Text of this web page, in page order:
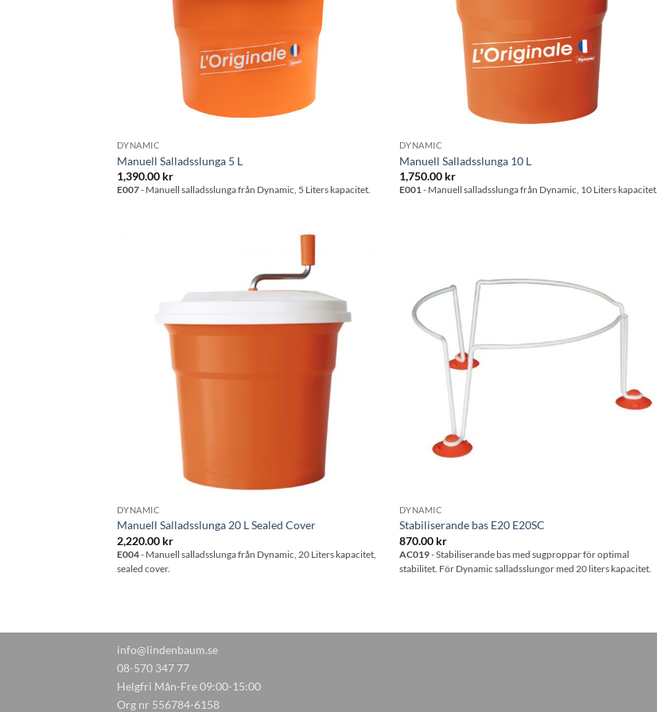
DYNAMIC
Manuell Salladsslunga 5 L
1,390.00 kr
E007- Manuell salladsslunga från Dynamic, 5 Liters kapacitet.
DYNAMIC
Manuell Salladsslunga 10 L
1,750.00 kr
E001 - Manuell salladsslunga från Dynamic, 10 Liters kapacitet.
DYNAMIC
Manuell Salladsslunga 20 L Sealed Cover
2,220.00 kr
E004- Manuell salladsslunga från Dynamic, 20 Liters kapacitet,
sealed cover.
DYNAMIC
Stabiliserande bas E20 E20SC
870.00 kr
AC019- Stabiliserande bas med sugproppar för optimal
stabilitet. För Dynamic salladsslungor med 20 liters kapacitet.
info@lindenbaum.se
08-570 347 77
Helgfri Mån-Fre 09:00-15:00
Org nr 556784-6158